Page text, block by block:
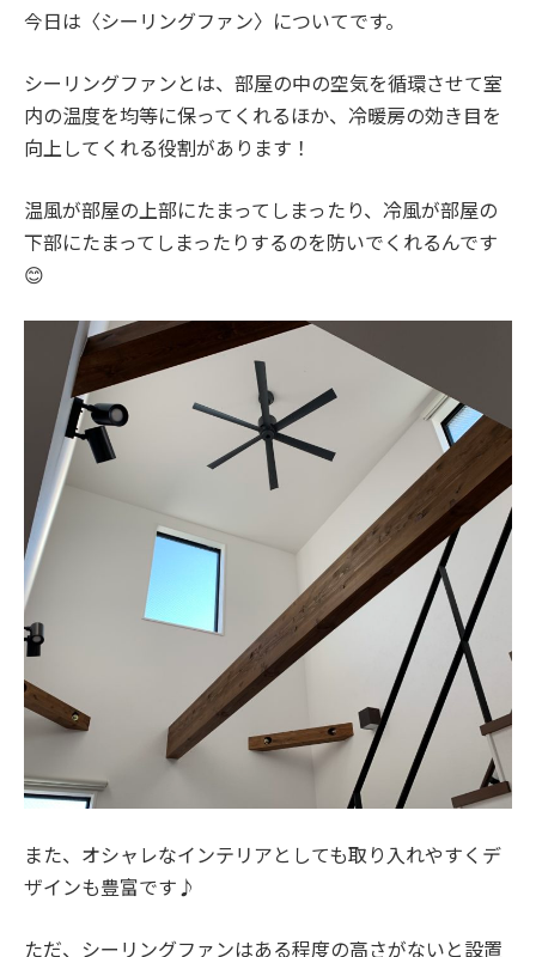
今日は 〈シーリングファン〉 についてです。
シーリングファンとは、部屋の中の空気を循環させて室
内の温度を均等に保ってくれるほか、 冷暖房の効き目を
向上してくれる役割があります！
温風が部屋の上部にたまってしまったり、冷風が部屋の
下部にたまってしまったりするのを防いでくれるんです
😊
また、オシャレなインテリアとしても取り入れやすく デ
ザインも豊富です♪
ただ、シーリングファンはある程度の高さがないと設置